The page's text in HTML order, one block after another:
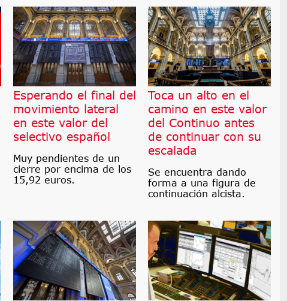
Esperando el final del
movimiento lateral
en este valor del
selectivo español
Muy pendientes de un
cierre por encima de los
15,92 euros.
Toca un alto en el
camino en este valor
del Continuo antes
de continuar con su
escalada
Se encuentra dando
forma a una figura de
continuación alcista.